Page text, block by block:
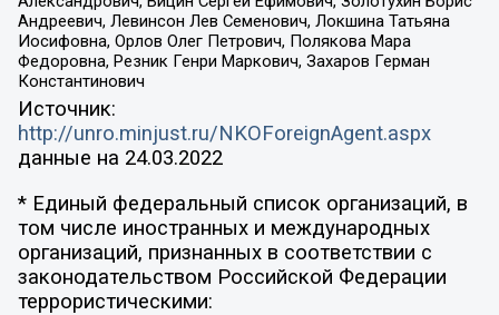
Андреевич, Левинсон Лев Семенович, Локшина Татьяна
Иосифовна, Орлов Олег Петрович, Полякова Мара
Федоровна, Резник Генри Маркович, Захаров Герман
Константинович
Источник:
http://unro.minjust.ru/NKOForeignAgent.aspx
данные на 24.03.2022
* Единый федеральный список организаций, в
том числе иностранных и международных
организаций, признанных в соответствии с
законодательством Российской Федерации
террористическими: